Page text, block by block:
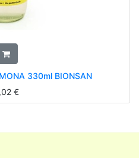
330ml BIONSAN
€